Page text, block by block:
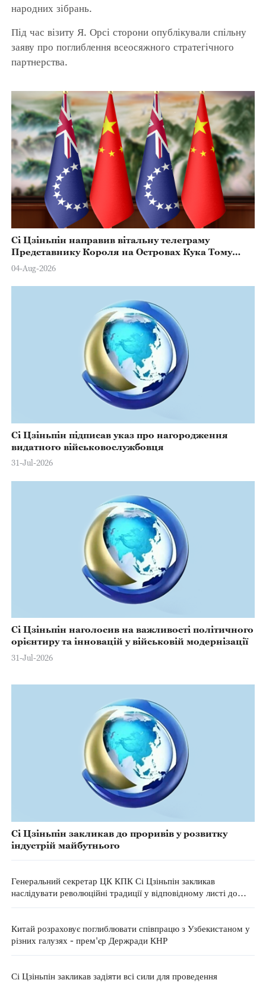
народних зібрань.
Під час візиту Я. Орсі сторони опублікували спільну
заяву про поглиблення всеосяжного стратегічного
партнерства.
Сі Цзіньпін направив вітальну телеграму
Представнику Короля на Островах Кука Тому
Марстерсу з нагоди Дня Конституції
04-Aug-2026
Сі Цзіньпін підписав указ про нагородження
видатного військовослужбовця
31-Jul-2026
Сі Цзіньпін наголосив на важливості політичного
орієнтиру та інновацій у військовій модернізації
31-Jul-2026
Сі Цзіньпін закликав до проривів у розвитку
індустрій майбутнього
Генеральний секретар ЦК КПК Сі Цзіньпін закликав
наслідувати революційні традиції у відповідному листі до
Китай розраховує поглиблювати співпрацю з Узбекистаном у
різних галузях - прем'єр Держради КНР
Сі Цзіньпін закликав задіяти всі сили для проведення